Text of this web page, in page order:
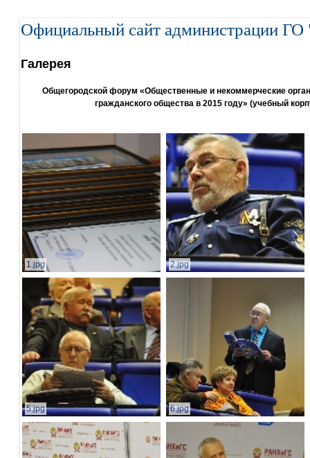
Официальный сайт администрации ГО
Галерея
Общегородской форум «Общественные и некоммерческие
гражданского общества в 2015 году» (учебный
1.jpg 2.jpg
5.jpg 6.jpg